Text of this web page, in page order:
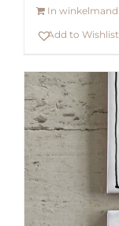
In winkelmand
Add to Wishlist